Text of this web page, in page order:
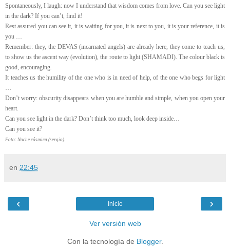
Spontaneously, I laugh: now I understand that wisdom comes from love. Can you see light
in the dark? If you can’t, find it!
Rest assured you can see it, it is waiting for you, it is next to you, it is your reference, it is
you …
Remember: they, the DEVAS (incarnated angels) are already here, they come to teach us,
to show us the ascent way (evolution), the route to light (SHAMADI). The colour black is
good, encouraging.
It teaches us the humility of the one who is in need of help, of the one who begs for light
…
Don’t worry: obscurity disappears when you are humble and simple, when you open your
heart.
Can you see light in the dark? Don’t think too much, look deep inside…
Can you see it?
Foto: Noche cósmica (sergio).
en 22:45
‹ ›
Inicio
Ver versión web
Con la tecnología de Blogger.